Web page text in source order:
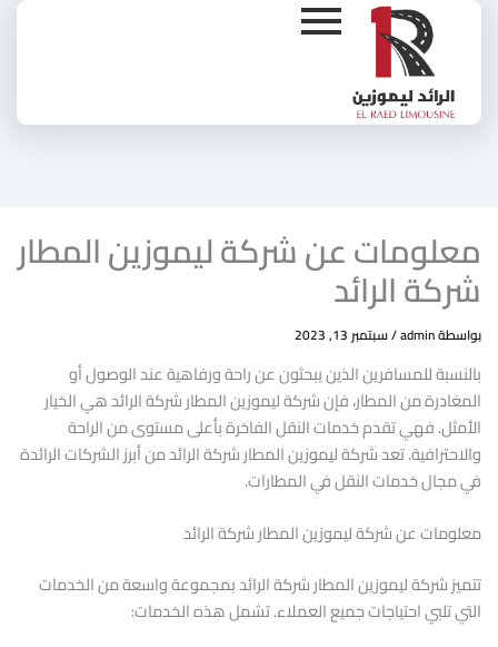
Skip
معلومات عن شركة ليموزين المطار
شركة الرائد
بواسطةadmin
/سبتمبر 13, 2023
بالنسبة للمسافرين الذين يبحثون عن راحة ورفاهية عند الوصول أو
المغادرة من المطار، فإن شركة ليموزين المطار شركة الرائد هي الخيار
الأمثل. فهي تقدم خدمات النقل الفاخرة بأعلى مستوى من الراحة
والاحترافية. تعد شركة ليموزين المطار شركة الرائد من أبرز الشركات الرائدة
في مجال خدمات النقل في المطارات.
معلومات عن شركة ليموزين المطار شركة الرائد
تتميز شركة ليموزين المطار شركة الرائد بمجموعة واسعة من الخدمات
التي تلبي احتياجات جميع العملاء. تشمل هذه الخدمات: